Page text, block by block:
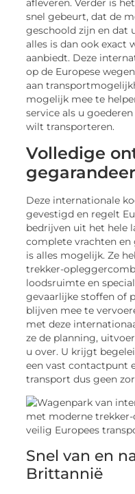
afleveren. Verder is
snel gebeurt, dat de
geschoold zijn en dat
alles is dan ook exact
aanbiedt. Deze
op de Europese
aan
mogelijk mee te
service als u
wilt transporteren.
Volledige
Deze internationale
gevestigd en regelt
bedrijven uit het hele
complete vrachten en
is alles mogelijk. Ze
trekker-
loodsruimte en
gevaarlijke stoffen of
blijven mee te
met deze
ze de planning,
u over. U krijgt
een vast contactpunt
transport dus geen
Snel van en
Brittannië